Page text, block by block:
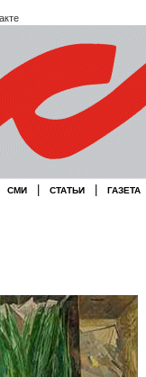
СМИ СТАТЬИ ГАЗЕТА